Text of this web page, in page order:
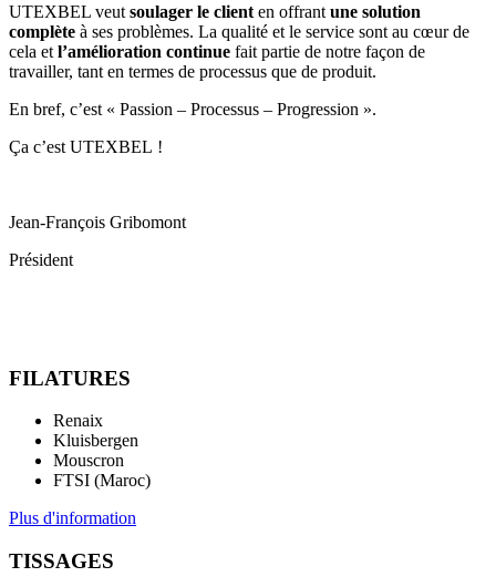
UTEXBEL veut soulager le client en offrant une solution
complète à ses problèmes. La qualité et le service sont au cœur de
cela et l’amélioration continue fait partie de notre façon de
travailler, tant en termes de processus que de produit.
En bref, c’est « Passion – Processus – Progression ».
Ça c’est UTEXBEL !
Jean-François Gribomont
Président
FILATURES
Renaix
Kluisbergen
Mouscron
FTSI (Maroc)
Plus d'information
TISSAGES